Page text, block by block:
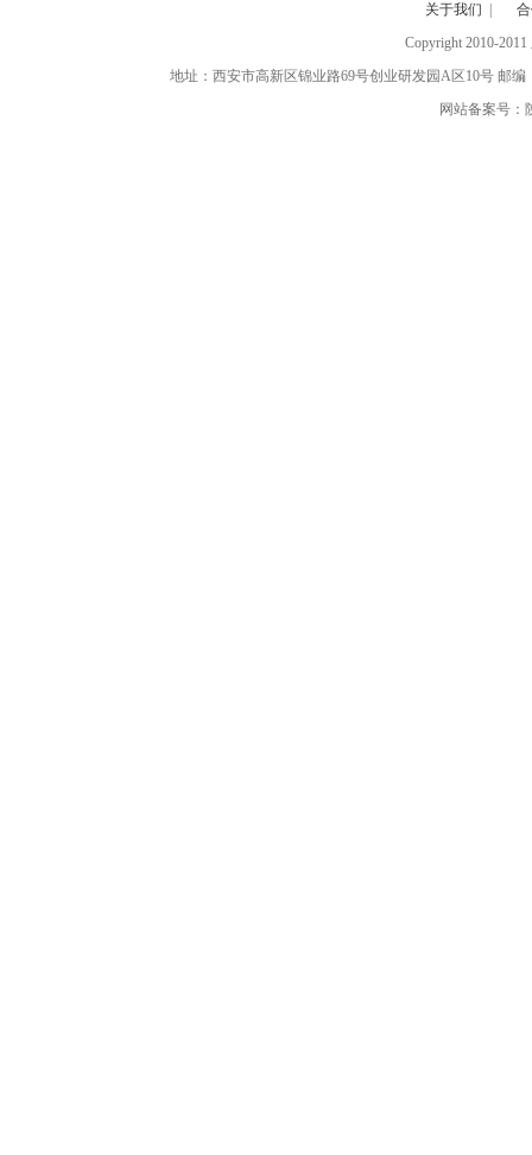
关于我们
Copyright 2010-
地址：西安市高新区锦业路69号创业研发园A区10号 邮编
网站备案号：